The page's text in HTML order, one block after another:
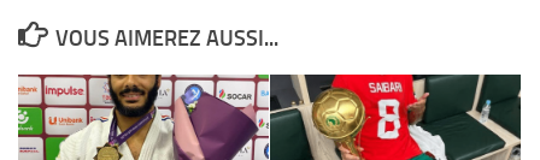
VOUS AIMEREZ AUSSI...